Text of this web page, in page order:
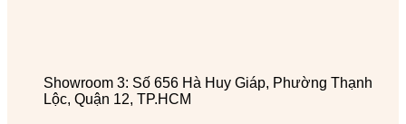
Showroom 3: Số 656 Hà Huy Giáp, Phường Thạnh
Lộc, Quận 12, TP.HCM